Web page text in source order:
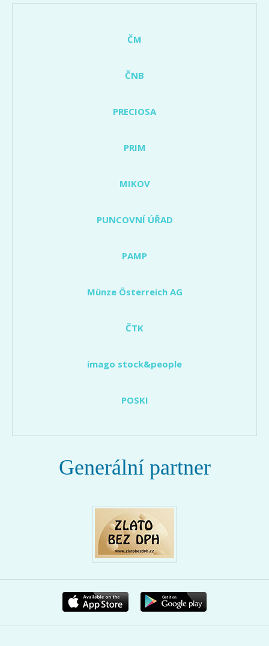
ČM
ČNB
PRECIOSA
PRIM
MIKOV
PUNCOVNÍ ÚŘAD
PAMP
Münze Österreich AG
ČTK
imago stock&people
POSKI
Generální partner